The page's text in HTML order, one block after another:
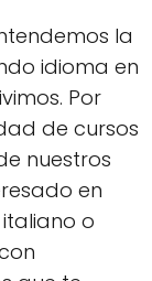
la
idioma en
Por
de cursos
nuestros
en
o